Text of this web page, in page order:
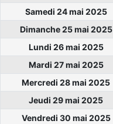
Samedi 24 mai 2025
Dimanche 25 mai 2025
Lundi 26 mai 2025
Mardi 27 mai 2025
Mercredi 28 mai 2025
Jeudi 29 mai 2025
Vendredi 30 mai 2025